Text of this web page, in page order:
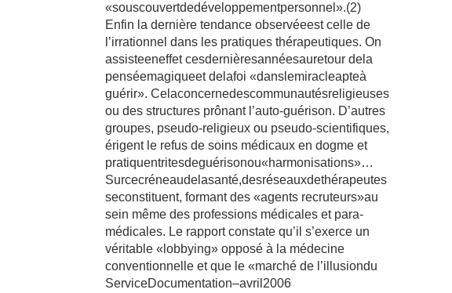
«souscouvertdedéveloppementpersonnel».(2)
Enfin la dernière tendance observéeest celle de
l’irrationnel dans les pratiques thérapeutiques. On
assisteeneffet cesdernièresannéesauretour dela
penséemagiqueet delafoi «danslemiracleapteà
guérir». Celaconcernedescommunautésreligieuses
ou des structures prônant l’auto-guérison. D’autres
groupes, pseudo-religieux ou pseudo-scientifiques,
érigent le refus de soins médicaux en dogme et
pratiquentritesdeguérisonou«harmonisations»…
Surcecréneaudelasanté,desréseauxdethérapeutes
seconstituent, formant des «agents recruteurs»au
sein même des professions médicales et para-
médicales. Le rapport constate qu’il s’exerce un
véritable «lobbying» opposé à la médecine
conventionnelle et que le «marché de l’illusiondu
ServiceDocumentation–avril2006